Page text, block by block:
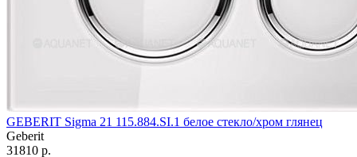
GEBERIT Sigma 21 115.884.SI.1 белое стекло/хром глянец
Geberit
31810 р.